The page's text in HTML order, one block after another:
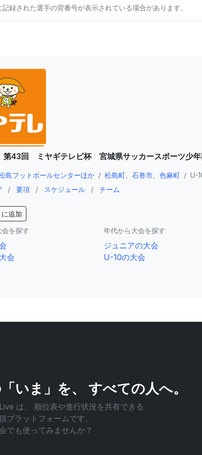
記録された選手の背番号が表示されている場合があります。
43回 ミヤギテレビ杯 宮城県サッカースポーツ少年
島フットボールセンターほか / 松島町、石巻市、色麻町 / U-
/ 要項 / スケジュール / チーム
に追加
を探す
会
年代から大会を探す
ジュニアの大会
U-10の大会
いま」を、 すべての人へ。
は、 順位表や進行状況を共有できる
プラットフォームです。
でも使ってみませんか？